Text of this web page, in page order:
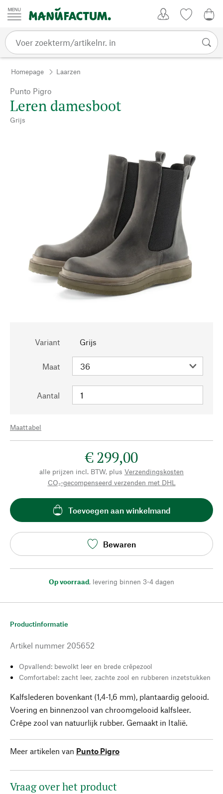
Passer au contenu
Homepage Laarzen
Punto Pigro
Leren damesboot
Grijs
Variant Grijs
Maat
Aantal
Maattabel
€ 299,00
alle prijzen incl. BTW, plus Verzendingskosten
CO₂-gecompenseerd verzenden met DHL
Toevoegen aan winkelmand
Bewaren
Op voorraad, levering binnen 3-4 dagen
Productinformatie
Artikel nummer 205652
Opvallend: bewolkt leer en brede crêpezool
Comfortabel: zacht leer, zachte zool en rubberen inzetstukken
Kalfslederen bovenkant (1,4-1,6 mm), plantaardig gelooid.
Voering en binnenzool van chroomgelooid kalfsleer.
Crêpe zool van natuurlijk rubber. Gemaakt in Italië.
Meer artikelen van Punto Pigro
Vraag over het product